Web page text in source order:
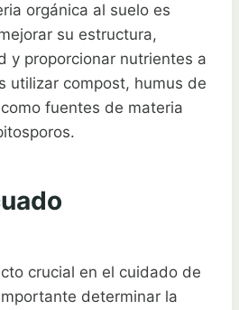
orgánica al suelo es
su estructura,
y proporcionar nutrientes a
utilizar compost, humus de
fuentes de materia
crucial en el cuidado de
determinar la